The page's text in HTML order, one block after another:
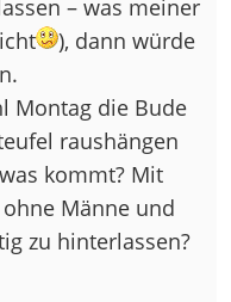
– was meiner
), dann würde
Montag die Bude
raushängen
kommt? Mit
Männe und
zu hinterlassen?